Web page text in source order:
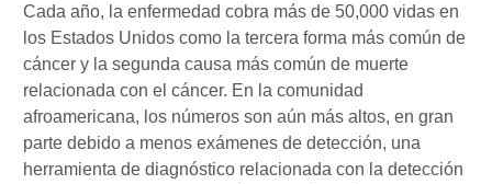
Cada año, la enfermedad cobra más de 50,000 vidas en
los Estados Unidos como la tercera forma más común de
cáncer y la segunda causa más común de muerte
relacionada con el cáncer. En la comunidad
afroamericana, los números son aún más altos, en gran
parte debido a menos exámenes de detección, una
herramienta de diagnóstico relacionada con la detección